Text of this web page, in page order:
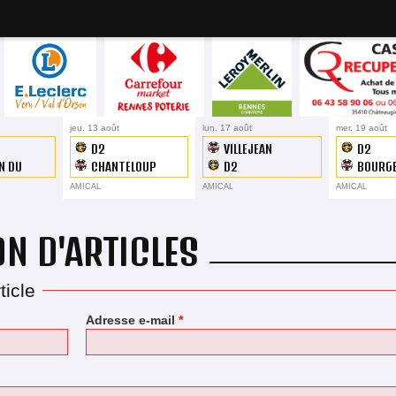
DU
jeu. 13 août
D2
CHANTELOUP
AMICAL
lun. 17 août
VILLEJEAN
D2
AMICAL
mer. 19 août
D2
AMICAL
D'ARTICLES
Adresse e-mail *